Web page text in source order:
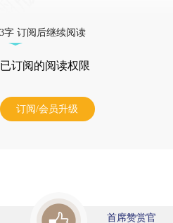
字 订阅后继续阅读
订阅的阅读权限
订阅/会员升级
首席赞赏官